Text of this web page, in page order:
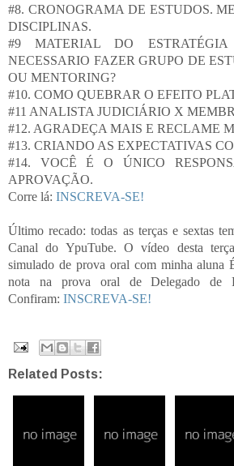
#8. CRONOGRAMA DE ESTUDOS.
DISCIPLINAS.
#9 MATERIAL DO ESTRATÉGIA
NECESSARIO FAZER GRUPO DE
OU MENTORING?
#10. COMO QUEBRAR O EFEITO
#11 ANALISTA JUDICIÁRIO X
#12. AGRADEÇA MAIS E RECLAME
#13. CRIANDO AS EXPECTATIVAS
#14. VOCÊ É O ÚNICO
APROVAÇÃO.
Corre lá: INSCREVA-SE!
Último recado: todas as terças e sextas
Canal do YpuTube. O vídeo desta
simulado de prova oral com minha aluna
nota na prova oral de Delegado de
Confiram: INSCREVA-SE!
Related Posts: